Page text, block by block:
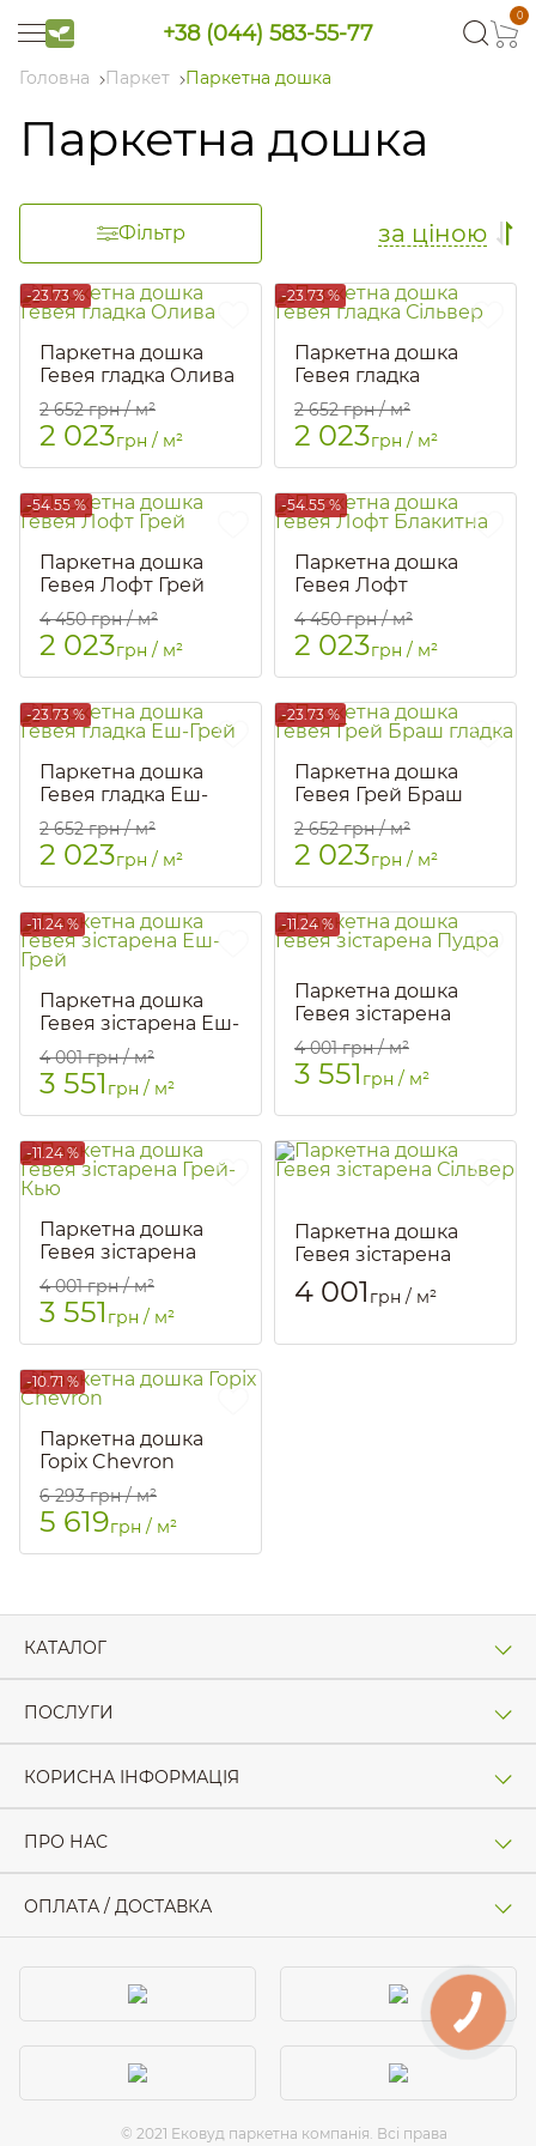
+38 (044) 583-55-77
0
Головна Паркет Паркетна дошка
Паркетна дошка
за ціною
Фільтр
-23.73 %
Паркетна дошка
Гевея гладка Олива
Артикул:: 1223
2 652 грн / м²
2 023грн / м²
-23.73 %
Паркетна дошка
Гевея гладка
Сільвер
Артикул:: 1225
2 652 грн / м²
2 023грн / м²
-54.55 %
Паркетна дошка
Гевея Лофт Грей
Артикул:: 1726
4 450 грн / м²
2 023грн / м²
-54.55 %
Паркетна дошка
Гевея Лофт
Блакитна
Артикул:: 3026
4 450 грн / м²
2 023грн / м²
-23.73 %
Паркетна дошка
Гевея гладка Еш-
Грей
2 652 грн / м²
2 023грн / м²
-23.73 %
Паркетна дошка
Гевея Грей Браш
гладка
Артикул:: 3183
2 652 грн / м²
2 023грн / м²
-11.24 %
Паркетна дошка
Гевея зістарена Еш-
Грей
Артикул::
4 001 грн / м²
3 551 грн / м²
-11.24 %
Паркетна дошка
Гевея зістарена
Пудра
Артикул::
4 001 грн / м²
3 551 грн / м²
-11.24 %
Паркетна дошка
Гевея зістарена
Грей-Кью
Артикул::
4 001 грн / м²
3 551 грн / м²
Паркетна дошка
Гевея зістарена
Сільвер
Артикул:: 763
4 001 грн / м²
-10.71 %
Паркетна дошка
Горіх Chevron
Артикул:: 2470
6 293 грн / м²
5 619грн / м²
КАТАЛОГ
ПОСЛУГИ
КОРИСНА ІНФОРМАЦІЯ
ПРО НАС
ОПЛАТА / ДОСТАВКА
© 2021 Ековуд паркетна компанія. Всі права